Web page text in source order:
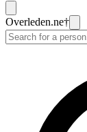
Overleden.ne†